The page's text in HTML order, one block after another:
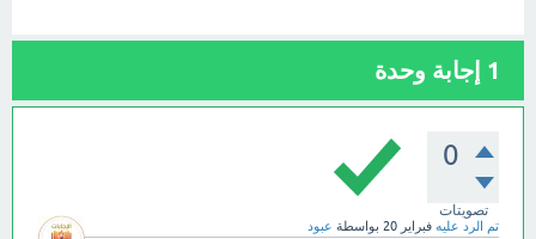
1 إجابة وحدة
0
تصويتات
تم الرد عليه فبراير 20 بواسطة عبود